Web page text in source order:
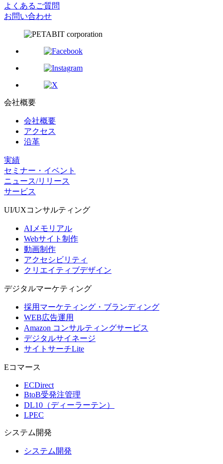
よくあるご質問
お問い合わせ
会社概要
会社概要
アクセス
沿革
実績
セミナー・イベント
ニュース/リリース
サービス
UI/UXコンサルティング
AIメモリアル
Webサイト制作
動画制作
アクセシビリティ
クリエイティブデザイン
デジタルマーケティング
採用マーケティング・ブランディング
WEB広告運用
Amazon コンサルティングサービス
デジタルサイネージ
サイトサーチLite
Eコマース
ECDirect
BtoB受発注管理
DL10（ディーラーテン）
LPEC
システム開発
システム開発